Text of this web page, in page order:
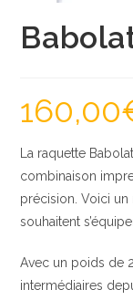
160,00
La raquette
combinaison
précision. Voici
souhaitent
Avec un poids de
intermédiaires